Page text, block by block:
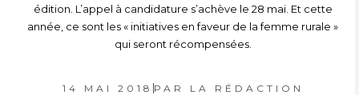
édition. L’appel à candidature s’achève le 28 mai. Et cette
année, ce sont les « initiatives en faveur de la femme rurale »
qui seront récompensées.
14 MAI 2018 PAR LA RÉDACTION